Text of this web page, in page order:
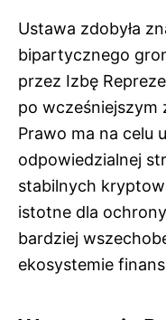
Ustawa zdobyła
bipartycznego
przez Izbę
po wcześniejszym
Prawo ma na celu
odpowiedzialnej
stabilnych
istotne dla
bardziej
ekosystemie